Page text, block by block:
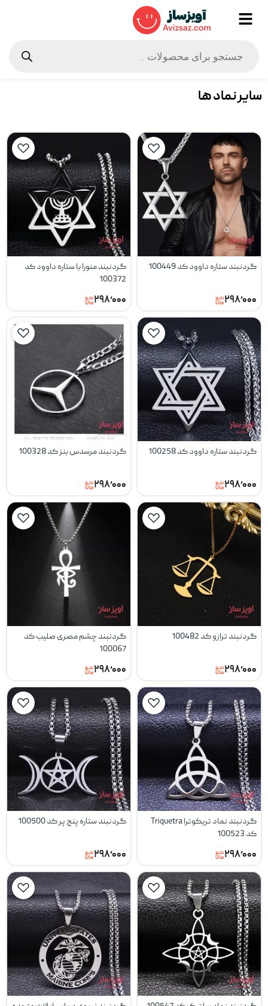
سایر نماد ها
گردنبند ستاره داوود کد 100449
۲۹۸٬۰۰۰
گردنبند منورا با ستاره داوود کد
100372
۲۹۸٬۰۰۰
گردنبند ستاره داوود کد 100258
۲۹۸٬۰۰۰
گردنبند مرسدس بنز کد 100328
۲۹۸٬۰۰۰
گردنبند ترازو کد 100482
۲۹۸٬۰۰۰
گردنبند چشم مصری صلیب کد
100067
۲۹۸٬۰۰۰
گردنبند نماد تریکوترا Triquetra
کد 100523
۲۹۸٬۰۰۰
گردنبند ستاره پنج پر کد 100500
۲۹۸٬۰۰۰